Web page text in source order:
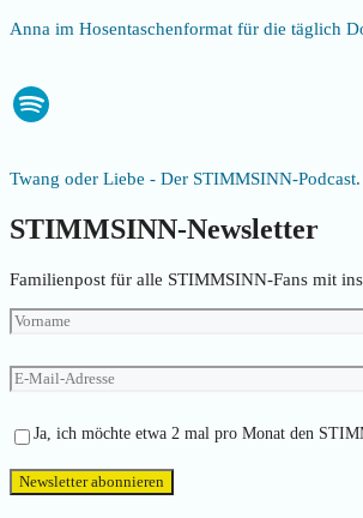
Anna im Hosentaschenformat für die täglich
Spotify
Twang oder Liebe - Der STIMMSINN-
STIMMSINN-Newsletter
Familienpost für alle STIMMSINN-Fans mit
Ja, ich möchte etwa 2 mal pro Monat den